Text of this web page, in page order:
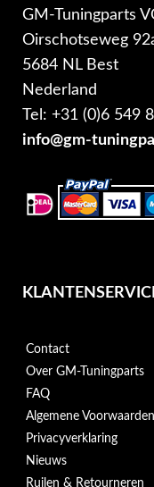
GM-Tuningparts
Oirschotseweg
5684 NL Best
Nederland
Tel: +31 (0)6 549
info@gm-
Contact
Over GM-Tuningparts
FAQ
Algemene Voorwaarden
Privacyverklaring
Nieuws
Ruilen & Retourneren